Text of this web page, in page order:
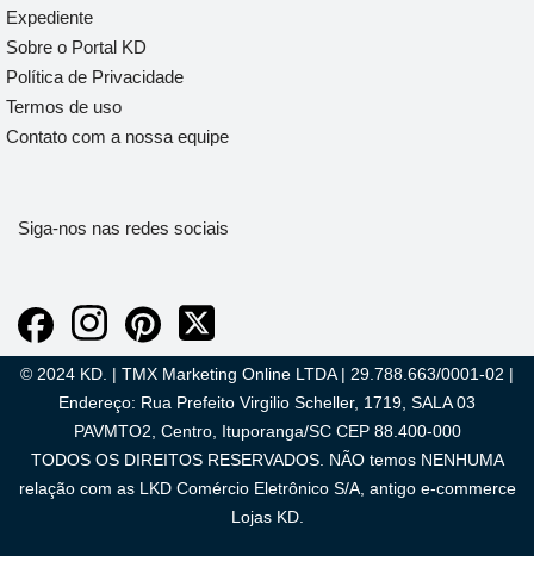
Expediente
Sobre o Portal KD
Política de Privacidade
Termos de uso
Contato com a nossa equipe
Siga-nos nas redes sociais
© 2024 KD. | TMX Marketing Online LTDA | 29.788.663/0001-02 |
Endereço: Rua Prefeito Virgilio Scheller, 1719, SALA 03
PAVMTO2, Centro, Ituporanga/SC CEP 88.400-000
TODOS OS DIREITOS RESERVADOS. NÃO temos NENHUMA
relação com as LKD Comércio Eletrônico S/A, antigo e-commerce
Lojas KD.